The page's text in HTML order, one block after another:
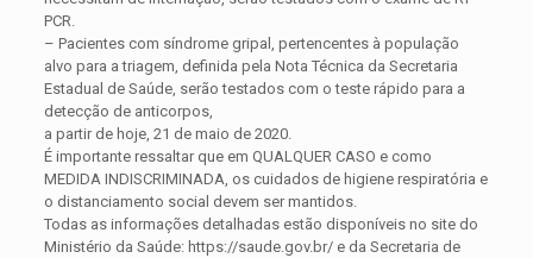
PCR.
– Pacientes com síndrome gripal, pertencentes à população
alvo para a triagem, definida pela Nota Técnica da Secretaria
Estadual de Saúde, serão testados com o teste rápido para a
detecção de anticorpos,
a partir de hoje, 21 de maio de 2020.
É importante ressaltar que em QUALQUER CASO e como
MEDIDA INDISCRIMINADA, os cuidados de higiene respiratória e
o distanciamento social devem ser mantidos.
Todas as informações detalhadas estão disponíveis no site do
Ministério da Saúde: https://saude.gov.br/ e da Secretaria de